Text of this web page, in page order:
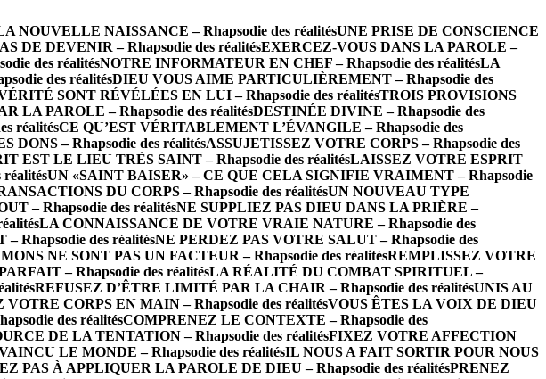
NOUVELLE NAISSANCE – Rhapsodie des réalitésUNE PRISE DE CONSCIENCE
DE DEVENIR – Rhapsodie des réalitésEXERCEZ-VOUS DANS LA PAROLE –
des réalitésNOTRE INFORMATEUR EN CHEF – Rhapsodie des réalitésLA
des réalitésDIEU VOUS AIME PARTICULIÈREMENT – Rhapsodie des
SONT RÉVÉLÉES EN LUI – Rhapsodie des réalitésTROIS PROVISIONS
LA PAROLE – Rhapsodie des réalitésDESTINÉE DIVINE – Rhapsodie des
réalitésCE QU’EST VÉRITABLEMENT L’ÉVANGILE – Rhapsodie des
DONS – Rhapsodie des réalitésASSUJETISSEZ VOTRE CORPS – Rhapsodie des
EST LE LIEU TRÈS SAINT – Rhapsodie des réalitésLAISSEZ VOTRE ESPRIT
UN «SAINT BAISER» – CE QUE CELA SIGNIFIE VRAIMENT – Rhapsodie
DU CORPS – Rhapsodie des réalitésUN NOUVEAU TYPE
– Rhapsodie des réalitésNE SUPPLIEZ PAS DIEU DANS LA PRIÈRE –
LA CONNAISSANCE DE VOTRE VRAIE NATURE – Rhapsodie des
Rhapsodie des réalitésNE PERDEZ PAS VOTRE SALUT – Rhapsodie des
NE SONT PAS UN FACTEUR – Rhapsodie des réalitésREMPLISSEZ VOTRE
– Rhapsodie des réalitésLA RÉALITÉ DU COMBAT SPIRITUEL –
REFUSEZ D’ÊTRE LIMITÉ PAR LA CHAIR – Rhapsodie des réalitésUNIS AU
VOTRE CORPS EN MAIN – Rhapsodie des réalitésVOUS ÊTES LA VOIX DE DIEU
des réalitésCOMPRENEZ LE CONTEXTE – Rhapsodie des
DE LA TENTATION – Rhapsodie des réalitésFIXEZ VOTRE AFFECTION
LE MONDE – Rhapsodie des réalitésIL NOUS A FAIT SORTIR POUR NOUS
PAS À APPLIQUER LA PAROLE DE DIEU – Rhapsodie des réalitésPRENEZ